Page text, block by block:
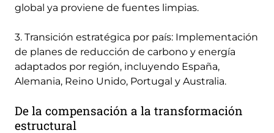
global ya proviene de fuentes limpias.
3. Transición estratégica por país: Implementación
de planes de reducción de carbono y energía
adaptados por región, incluyendo España,
Alemania, Reino Unido, Portugal y Australia.
De la compensación a la transformación
estructural